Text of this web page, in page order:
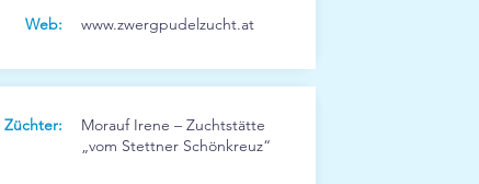
Web:
www.zwergpudelzucht.at
Züchter:
Morauf Irene – Zuchtstätte
„vom Stettner Schönkreuz“